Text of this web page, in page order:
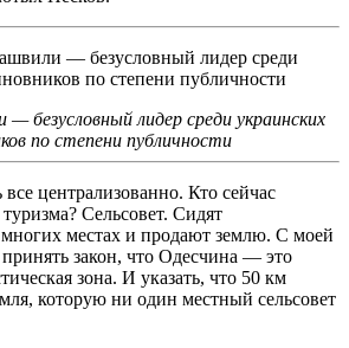
безусловный лидер среди украинских
по степени публичности
централизованно. Кто сейчас
Сельсовет. Сидят
многих местах и продают землю. С моей
закон, что Одесчина — это
зона. И указать, что 50 км
которую ни один местный сельсовет